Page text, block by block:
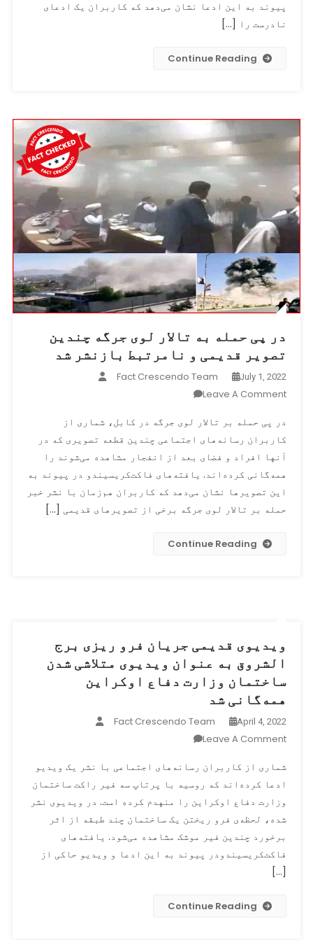
عامل
برده
است
پیوند به این ادعا نشان می‌دهد که کاربران یک ادعای
نادرست را […]
Continue Reading
در پی حمله به تالار لوی جرگه چندین
تصویر قدیمی و نامرتبط بازنشر شد
July 1, 2022
Fact Crescendo Team
Leave A Comment
پی
حمله
به
تالار
لوی
جرگه
تصویر
در پی حمله بر تالار لوی جرگه در کابل، شماری از
کاربران رسانه‌های اجتماعی چندین قطعه تصویری که در
آنها افراد و فضای بعد از انفجار مشاهده می‌شوند را
همه‌گانی کرده‌اند. یافته‌های فاکت‌کریسیندو در پیوند به
این تصویرها نشان می‌دهد که کاربران هم‌زمان با نشر خبر
حمله بر تالار لوی جرگه برخی از تصویرهای قدیمی […]
Continue Reading
ویدیوی قدیمی جریان فرو ریزی برج
الشروق به عنوان ویدیوی متلاشی شدن
ساختمان وزارت دفاع اوکراین
همه‌گانی شد
April 4, 2022
Fact Crescendo Team
Leave A Comment
قدیمی
جریان
فرو
ریزی
برج
الشروق
شماری از کاربران رسانه‌های اجتماعی با نشر یک ویدیو
ادعا کرده‌اند که روسیه با پرتاپ سه فیر راکت ساختمان
وزارت دفاع اوکراین را منهدم کرده است. در ویدیوی نشر
شده، لحظه‌ی فرو ریختن یک ساختمان چند طبقه از اثر
برخورد چندین فیر موشک مشاهده می‌شود. یافته‌های
فاکت‌کریسیندودر پیوند به این ادعا و ویدیو حاکی از
[…]
Continue Reading